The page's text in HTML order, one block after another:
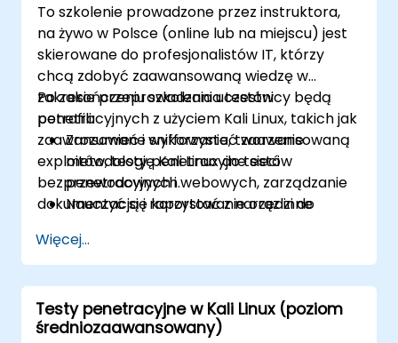
To szkolenie prowadzone przez instruktora,
na żywo w Polsce (online lub na miejscu) jest
skierowane do profesjonalistów IT, którzy
chcą zdobyć zaawansowaną wiedzę w
zakresie przeprowadzania testów
penetracyjnych z użyciem Kali Linux, takich jak
zaawansowane sniffowanie, tworzenie
exploitów, testy penetracyjne sieci
bezprzewodowych i webowych, zarządzanie
dokumentacją i raportowanie oraz inne
Po zakończeniu szkolenia uczestnicy będą
potrafili:
Zrozumieć i wykorzystać zaawansowaną
metodologię Kali Linux do testów
penetracyjnych.
Nauczyć się korzystać z narzędzi do
Zarządzać dowodami, zbieraniem danych
i raportowaniem przy użyciu Kali Linux.
Poznać zagadnienia związane z
exploitacją, atakami i eskalacją
uprawnień.
Więcej...
Testy penetracyjne w Kali Linux (poziom
średniozaawansowany)